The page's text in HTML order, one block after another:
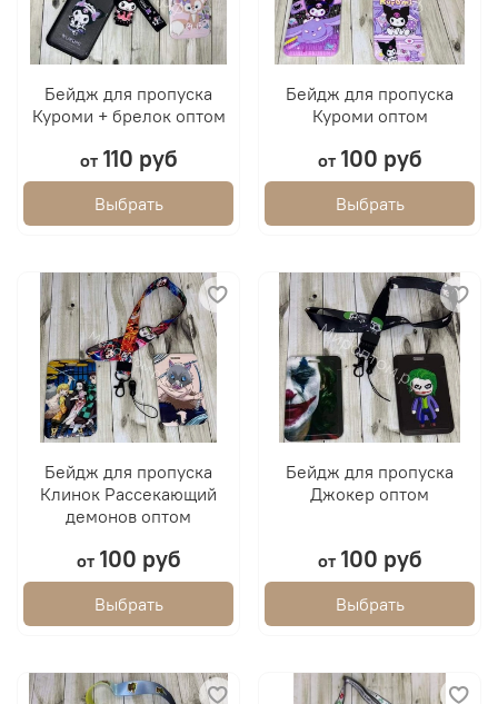
Бейдж для пропуска
Куроми + брелок оптом
от 110 руб
Выбрать
Бейдж для пропуска
Куроми оптом
от 100 руб
Выбрать
Бейдж для пропуска
Клинок Рассекающий
демонов оптом
от 100 руб
Выбрать
Бейдж для пропуска
Джокер оптом
от 100 руб
Выбрать